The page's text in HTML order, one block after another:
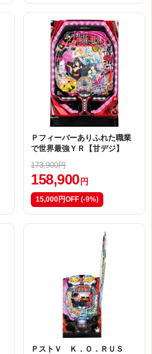
Ｐフィーバーありふれた職業
で世界最強ＹＲ【甘デジ】
173,900円
158,900 円
15,000円OFF (-9%)
ＰストＶ Ｋ．Ｏ．ＲＵＳ